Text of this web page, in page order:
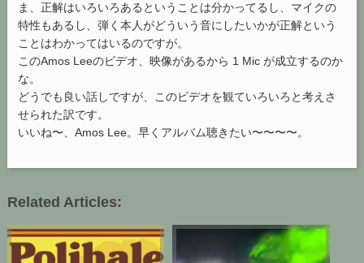
ま、正解はいろいろあるということは分かってるし、マイクの
特性もあるし、弾く本人がどういう音にしたいかが正解という
ことはわかってはいるのですが。
このAmos Leeのビデオ、映像があるから 1 Mic が成立するのか
な。
どうでも良い話しですが、このビデオを観ていろいろと考えさ
せられた訳です。
いいね〜、Amos Lee。早くアルバム聴きたい〜〜〜〜。
Related Articles: